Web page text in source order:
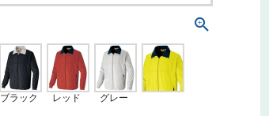
ブラック レッド グレー